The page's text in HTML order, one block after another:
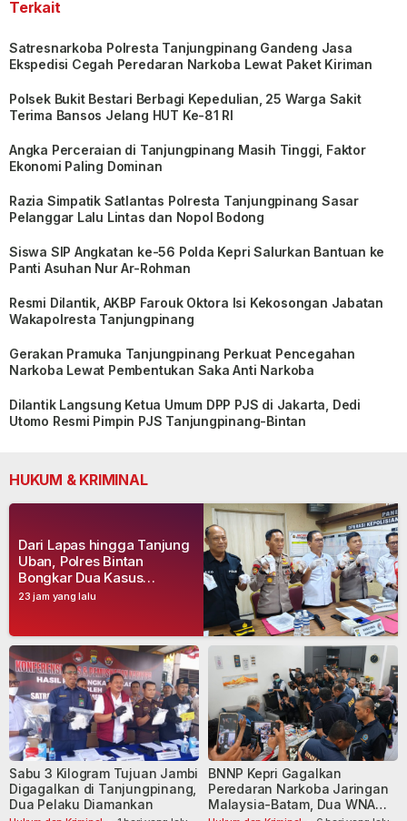
Terkait
Satresnarkoba Polresta Tanjungpinang Gandeng Jasa
Ekspedisi Cegah Peredaran Narkoba Lewat Paket Kiriman
Polsek Bukit Bestari Berbagi Kepedulian, 25 Warga Sakit
Terima Bansos Jelang HUT Ke-81 RI
Angka Perceraian di Tanjungpinang Masih Tinggi, Faktor
Ekonomi Paling Dominan
Razia Simpatik Satlantas Polresta Tanjungpinang Sasar
Pelanggar Lalu Lintas dan Nopol Bodong
Siswa SIP Angkatan ke-56 Polda Kepri Salurkan Bantuan ke
Panti Asuhan Nur Ar-Rohman
Resmi Dilantik, AKBP Farouk Oktora Isi Kekosongan Jabatan
Wakapolresta Tanjungpinang
Gerakan Pramuka Tanjungpinang Perkuat Pencegahan
Narkoba Lewat Pembentukan Saka Anti Narkoba
Dilantik Langsung Ketua Umum DPP PJS di Jakarta, Dedi
Utomo Resmi Pimpin PJS Tanjungpinang-Bintan
HUKUM & KRIMINAL
23 jam yang lalu
Dari Lapas hingga Tanjung
Uban, Polres Bintan
Bongkar Dua Kasus
Narkoba, Empat Tersangka
Sabu 3 Kilogram Tujuan Jambi
Digagalkan di Tanjungpinang,
Dua Pelaku Diamankan
BNNP Kepri Gagalkan
Peredaran Narkoba Jaringan
Malaysia-Batam, Dua WNA